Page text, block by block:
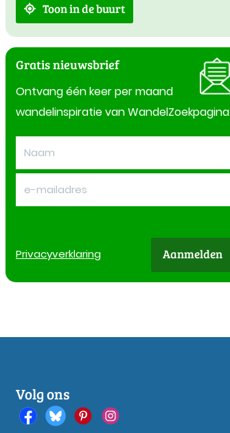
Toon in de buurt
Gratis nieuwsbrief
Ontvang één keer per maand
wandelinspiratie van WandelZoekpagina
Privacyverklaring Aanmelden
Volg ons